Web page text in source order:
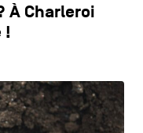
À Charleroi
!